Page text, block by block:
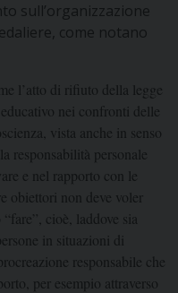
sull’organizzazione
come notano
l’atto di rifiuto della legge
nei confronti delle
vista anche in senso
responsabilità personale
e nel rapporto con le
obiettori non deve voler
cioè, laddove sia
in situazioni di
responsabile che
per esempio attraverso